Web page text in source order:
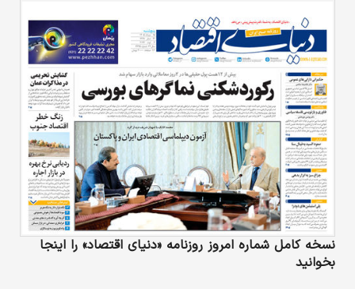
نسخه کامل شماره امروز روزنامه «دنیای‌ اقتصاد» را اینجا
بخوانید